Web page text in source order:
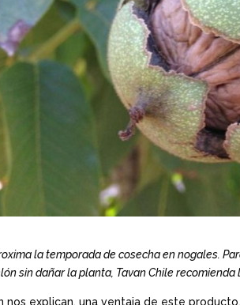
la temporada de cosecha en nogales.
sin dañar la planta, Tavan Chile
nos explican, una ventaja de este